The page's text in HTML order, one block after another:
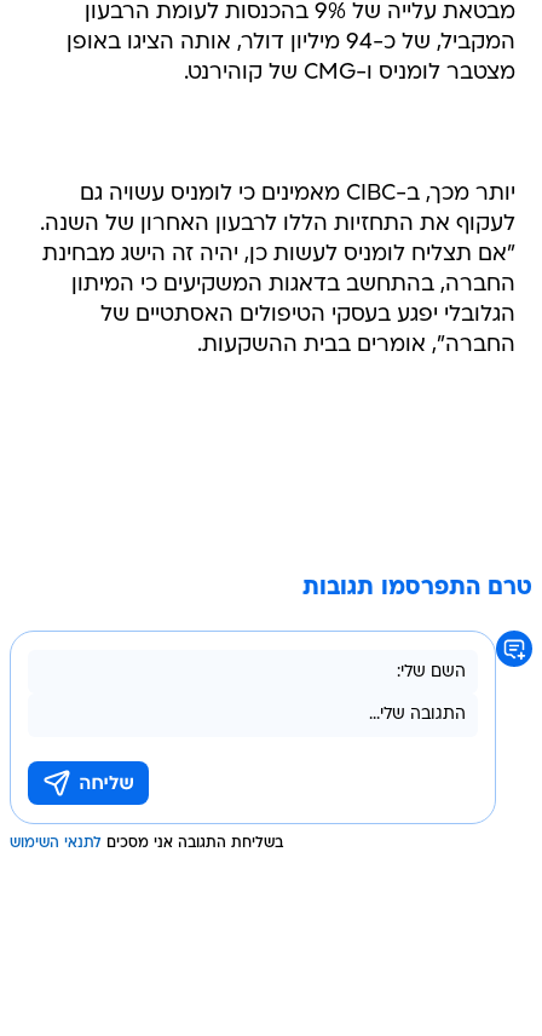
מבטאת עלייה של 9% בהכנסות לעומת הרבעון
המקביל, של כ-94 מיליון דולר, אותה הציגו באופן
מצטבר לומניס ו-CMG של קוהירנט.
יותר מכך, ב-CIBC מאמינים כי לומניס עשויה גם
לעקוף את התחזיות הללו לרבעון האחרון של השנה.
"אם תצליח לומניס לעשות כן, יהיה זה הישג מבחינת
החברה, בהתחשב בדאגות המשקיעים כי המיתון
הגלובלי יפגע בעסקי הטיפולים האסתטיים של
החברה", אומרים בבית ההשקעות.
טרם התפרסמו תגובות
בשליחת התגובה אני מסכים לתנאי השימוש